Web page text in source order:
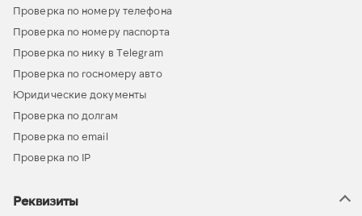
Проверка по номеру телефона
Проверка по номеру паспорта
Проверка по нику в Telegram
Проверка по госномеру авто
Юридические документы
Проверка по долгам
Проверка по email
Проверка по IP
Реквизиты